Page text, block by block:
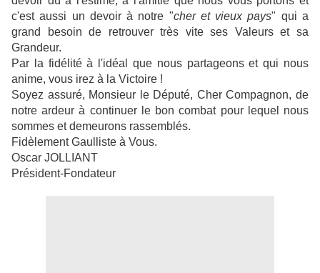
c'est aussi un devoir à notre "cher et vieux pays" qui a
grand besoin de retrouver très vite ses Valeurs et sa
Grandeur.
Par la fidélité à l'idéal que nous partageons et qui nous
anime, vous irez à la Victoire !
Soyez assuré, Monsieur le Député, Cher Compagnon, de
notre ardeur à continuer le bon combat pour lequel nous
sommes et demeurons rassemblés.
Fidèlement Gaulliste à Vous.
Oscar JOLLIANT
Président-Fondateur